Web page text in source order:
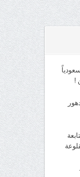
!